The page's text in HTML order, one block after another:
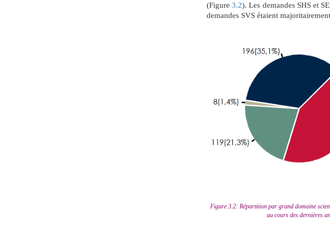
(Figure3.2). Les demandes SHS et
demandes SVS étaient
Figure 3.2: Répartition par grand domaine
au cours des dernières